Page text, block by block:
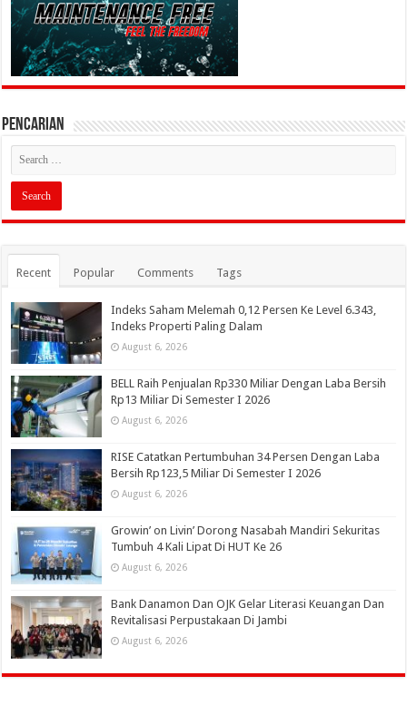
PENCARIAN
Recent Popular Comments Tags
Indeks Saham Melemah 0,12 Persen Ke Level 6.343,
Indeks Properti Paling Dalam
August 6, 2026
BELL Raih Penjualan Rp330 Miliar Dengan Laba Bersih
Rp13 Miliar Di Semester I 2026
August 6, 2026
RISE Catatkan Pertumbuhan 34 Persen Dengan Laba
Bersih Rp123,5 Miliar Di Semester I 2026
August 6, 2026
Growin’ on Livin’ Dorong Nasabah Mandiri Sekuritas
Tumbuh 4 Kali Lipat Di HUT Ke 26
August 6, 2026
Bank Danamon Dan OJK Gelar Literasi Keuangan Dan
Revitalisasi Perpustakaan Di Jambi
August 6, 2026